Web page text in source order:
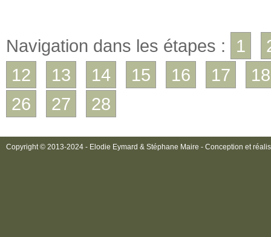
Navigation dans les étapes : 1
12
13 14 15 16 17
18
26
27 28
Copyright © 2013-2024 - Elodie Eymard & Stéphane Maire - Conception et